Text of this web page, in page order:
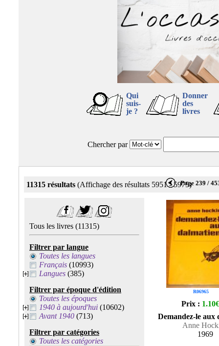
Qui
suis-
je ?
Donner
des
livres
Chercher par
11315 résultats (Affichage des résultats 5951 - 5975)Page 239 /
Tous les livres (11315)
Filtrer par langue
Toutes les langues
Français (10993)
Langues (385)
Filtrer par époque d'édition
Toutes les époques
1940 à aujourd'hui (10602)
Avant 1940 (713)
Filtrer par catégories
Toutes les catégories
R06965
Prix : 1.10€
Demandez-le aux
Anne
1969